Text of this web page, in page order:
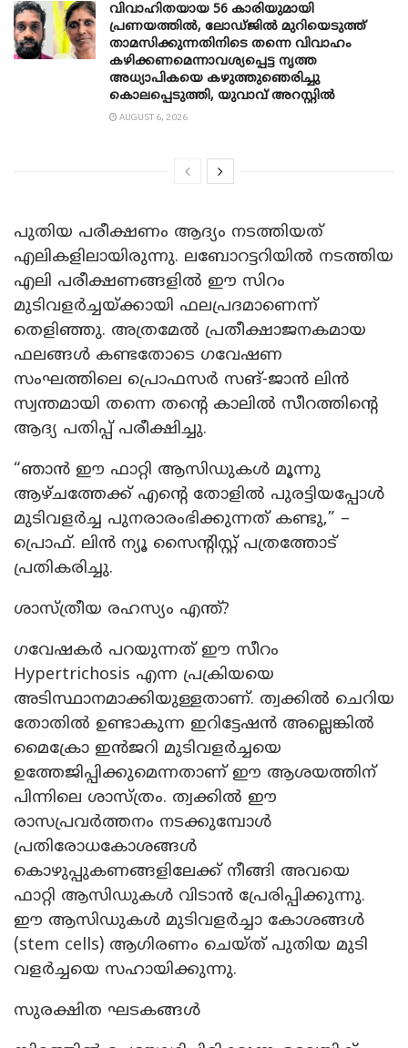
വിവാഹിതയായ 56 കാരിയുമായി
പ്രണയത്തിൽ, ലോഡ്ജിൽ മുറിയെടുത്ത്
താമസിക്കുന്നതിനിടെ തന്നെ വിവാഹം
കഴിക്കണമെന്നാവശ്യപ്പെട്ട നൃത്ത
അധ്യാപികയെ കഴുത്തുഞെരിച്ചു
കൊലപ്പെടുത്തി, യുവാവ് അറസ്റ്റിൽ
AUGUST 6, 2026
പുതിയ പരീക്ഷണം ആദ്യം നടത്തിയത്
എലികളിലായിരുന്നു. ലബോറട്ടറിയിൽ നടത്തിയ
എലി പരീക്ഷണങ്ങളിൽ ഈ സിറം
മുടിവളർച്ചയ്ക്കായി ഫലപ്രദമാണെന്ന്
തെളിഞ്ഞു. അത്രമേൽ പ്രതീക്ഷാജനകമായ
ഫലങ്ങൾ കണ്ടതോടെ ഗവേഷണ
സംഘത്തിലെ പ്രൊഫസർ സങ്-ജാൻ ലിൻ
സ്വന്തമായി തന്നെ തന്റെ കാലിൽ സീറത്തിന്റെ
ആദ്യ പതിപ്പ് പരീക്ഷിച്ചു.
“ഞാൻ ഈ ഫാറ്റി ആസിഡുകൾ മൂന്നു
ആഴ്ചത്തേക്ക് എന്റെ തോളിൽ പുരട്ടിയപ്പോൾ
മുടിവളർച്ച പുനരാരംഭിക്കുന്നത് കണ്ടു,” –
പ്രൊഫ്. ലിൻ ന്യൂ സൈന്റിസ്റ്റ് പത്രത്തോട്
പ്രതികരിച്ചു.
ശാസ്ത്രീയ രഹസ്യം എന്ത്?
ഗവേഷകർ പറയുന്നത് ഈ സീറം
Hypertrichosis എന്ന പ്രക്രിയയെ
അടിസ്ഥാനമാക്കിയുള്ളതാണ്. ത്വക്കിൽ ചെറിയ
തോതിൽ ഉണ്ടാകുന്ന ഇറിട്ടേഷൻ അല്ലെങ്കിൽ
മൈക്രോ ഇൻജറി മുടിവളർച്ചയെ
ഉത്തേജിപ്പിക്കുമെന്നതാണ് ഈ ആശയത്തിന്
പിന്നിലെ ശാസ്ത്രം. ത്വക്കിൽ ഈ
രാസപ്രവർത്തനം നടക്കുമ്പോൾ
പ്രതിരോധകോശങ്ങൾ
കൊഴുപ്പുകണങ്ങളിലേക്ക് നീങ്ങി അവയെ
ഫാറ്റി ആസിഡുകൾ വിടാൻ പ്രേരിപ്പിക്കുന്നു.
ഈ ആസിഡുകൾ മുടിവളർച്ചാ കോശങ്ങൾ
(stem cells) ആഗിരണം ചെയ്ത് പുതിയ മുടി
വളർച്ചയെ സഹായിക്കുന്നു.
സുരക്ഷിത ഘടകങ്ങൾ